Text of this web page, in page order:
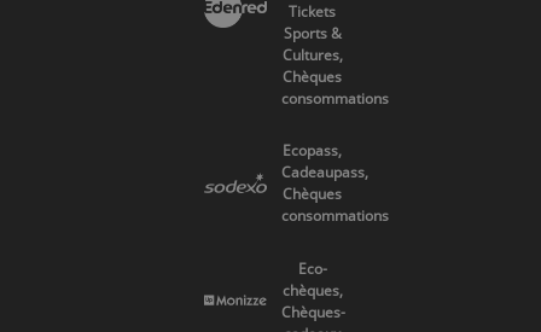
Tickets
Sports &
Cultures,
Chèques
consommations
Ecopass,
Cadeaupass,
Chèques
consommations
Eco-
chèques,
Chèques-